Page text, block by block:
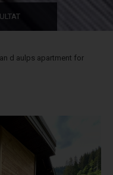
d aulps apartment for